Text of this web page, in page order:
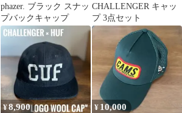
phazer. ブラック スナッ
プバックキャップ
CHALLENGER キャッ
プ 3点セット
¥8,900 ¥ 10,000